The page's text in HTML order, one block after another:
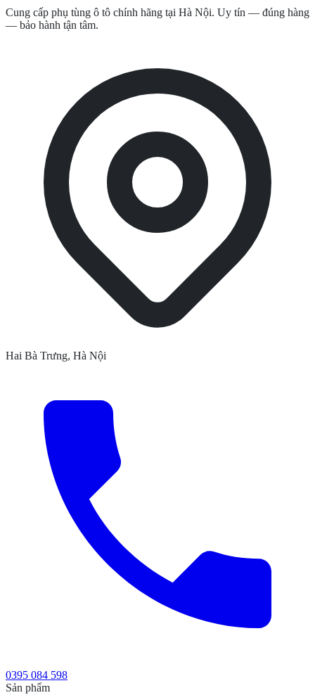
Cung cấp phụ tùng ô tô chính hãng tại Hà Nội. Uy tín — đúng hàng
— bảo hành tận tâm.
Hai Bà Trưng, Hà Nội
0395 084 598
Sản phẩm